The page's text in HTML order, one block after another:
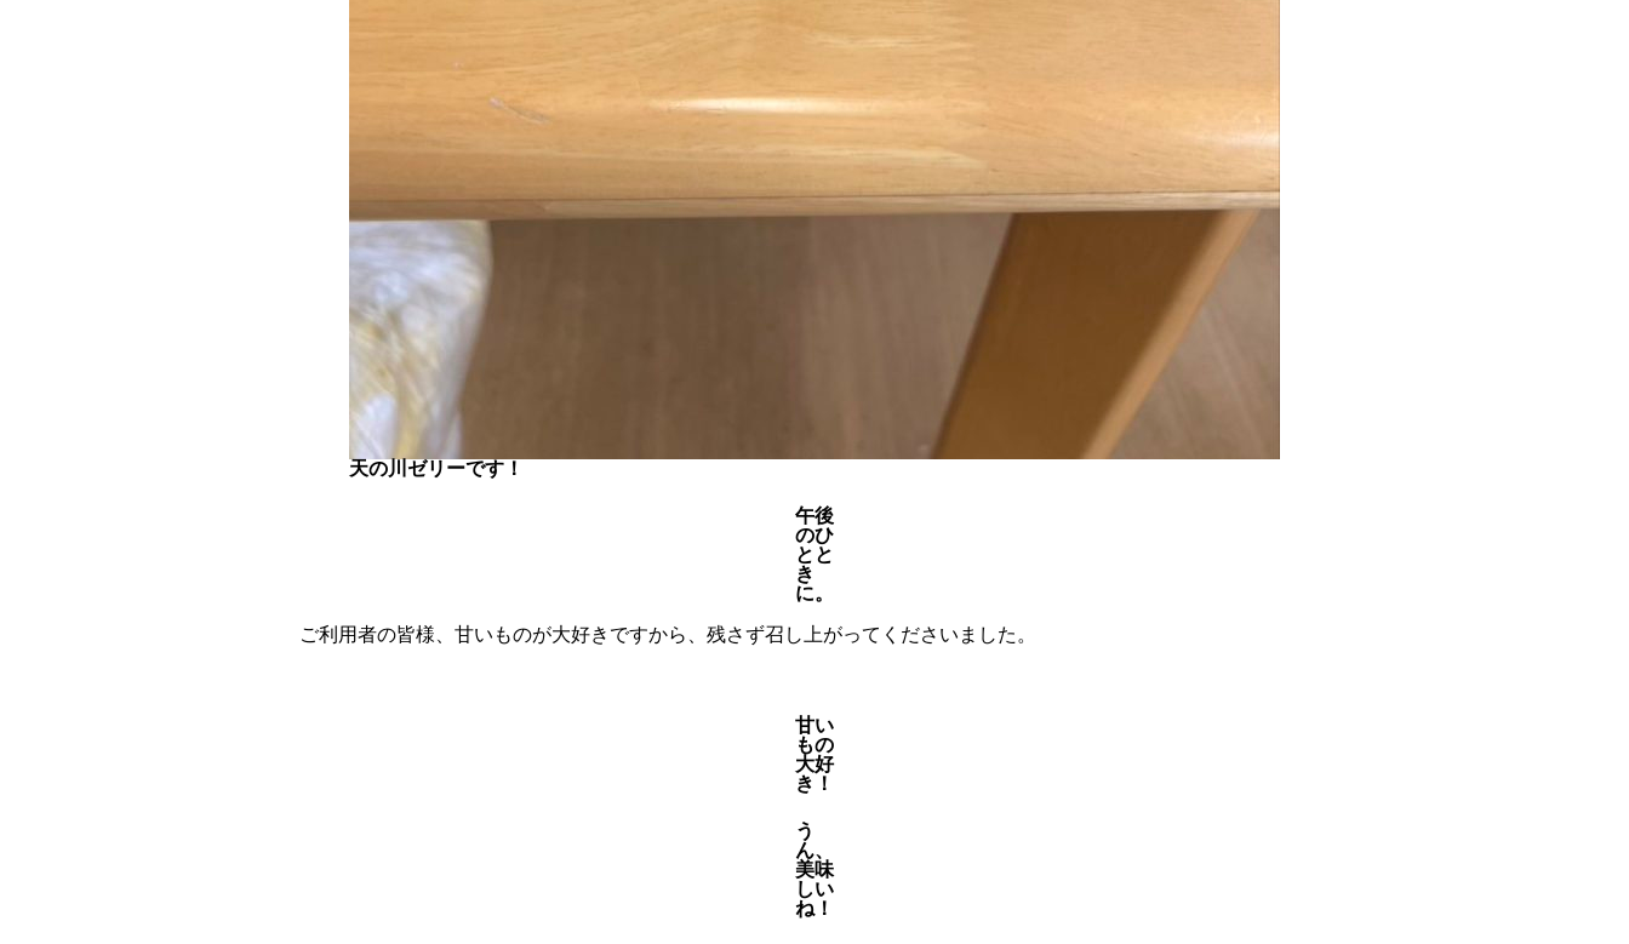
天の川ゼリーです！
午後
のひ
とと
き
に。
ご利用者の皆様、甘いものが大好きですから、残さず召し上がってくださいました。
甘い
もの
大好
き！
う
ん、
美味
しい
ね！